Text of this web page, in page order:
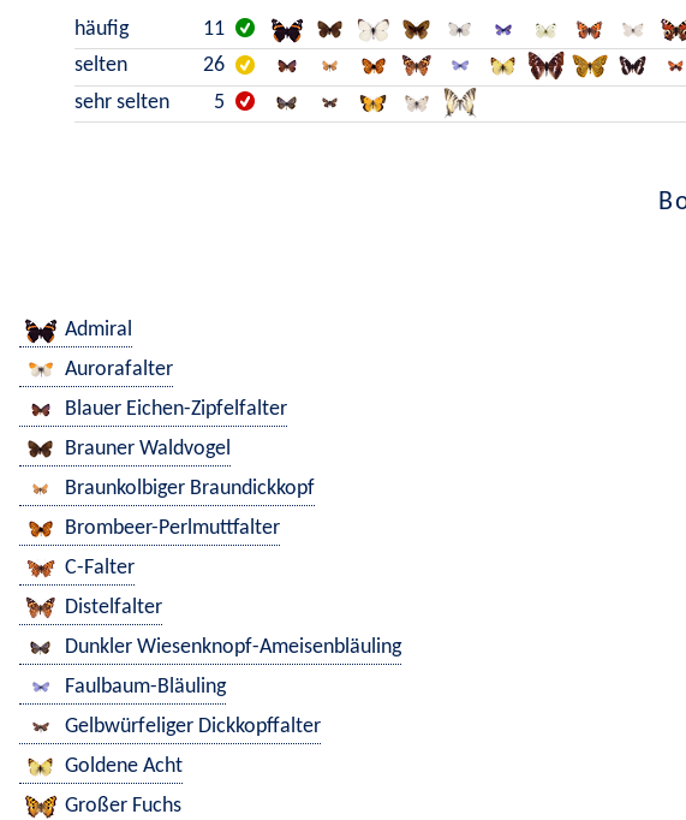
häufig 11
selten
26
sehr selten
5
Admiral
Aurorafalter
Blauer Eichen-Zipfelfalter
Brauner Waldvogel
Braunkolbiger Braundickkopf
Brombeer-Perlmuttfalter
C-Falter
Distelfalter
Dunkler Wiesenknopf-Ameisenbläuling
Faulbaum-Bläuling
Gelbwürfeliger Dickkopffalter
Goldene Acht
Großer Fuchs